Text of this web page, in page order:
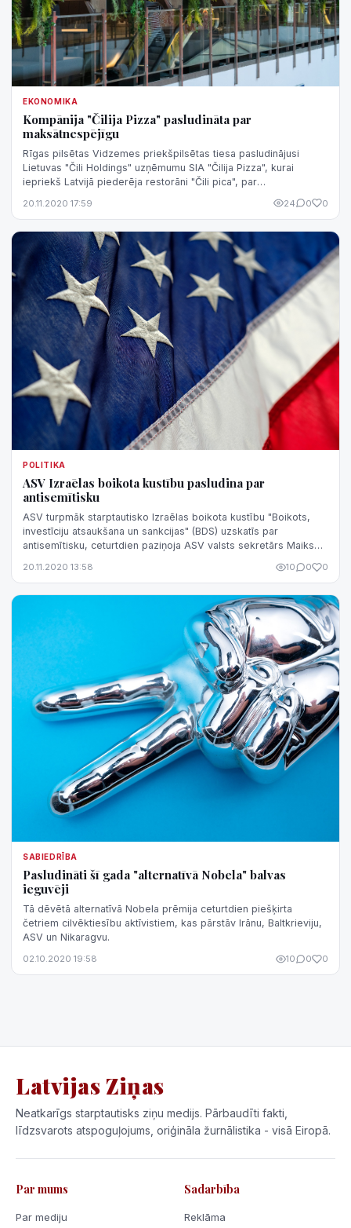
EKONOMIKA
Kompānija "Čilija Pizza" pasludināta par
maksātnespējīgu
Rīgas pilsētas Vidzemes priekšpilsētas tiesa pasludinājusi
Lietuvas "Čili Holdings" uzņēmumu SIA "Čilija Pizza", kurai
iepriekš Latvijā piederēja restorāni "Čili pica", par
20.11.2020 17:59 24 0 0
POLITIKA
ASV Izraēlas boikota kustību pasludina par
antisemītisku
ASV turpmāk starptautisko Izraēlas boikota kustību "Boikots,
investīciju atsaukšana un sankcijas" (BDS) uzskatīs par
antisemītisku, ceturtdien paziņoja ASV valsts sekretārs Maiks
20.11.2020 13:58 10 0 0
SABIEDRĪBA
Pasludināti šī gada "alternatīvā Nobela" balvas
ieguvēji
Tā dēvētā alternatīvā Nobela prēmija ceturtdien piešķirta
četriem cilvēktiesību aktīvistiem, kas pārstāv Irānu, Baltkrieviju,
ASV un Nikaragvu.
02.10.2020 19:58 10 0 0
Latvijas Ziņas
Neatkarīgs starptautisks ziņu medijs. Pārbaudīti fakti,
līdzsvarots atspoguļojums, oriģināla žurnālistika - visā Eiropā.
Par mums
Par mediju
Sadarbība
Reklāma